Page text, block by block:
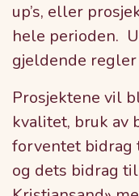
up’s, eller
hele perioden.
gjeldende
Prosjektene vil
kvalitet, bruk av
forventet
og dets bidrag